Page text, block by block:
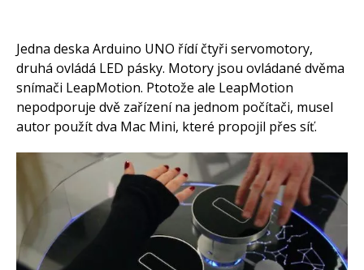
Jedna deska Arduino UNO řídí čtyři servomotory,
druhá ovládá LED pásky. Motory jsou ovládané dvěma
snímači LeapMotion. Ptotože ale LeapMotion
nepodporuje dvě zařízení na jednom počítači, musel
autor použít dva Mac Mini, které propojil přes síť.